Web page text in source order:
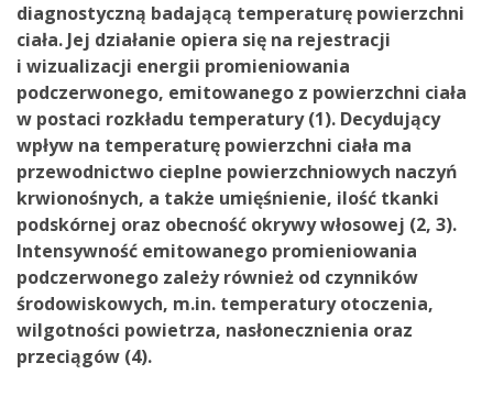
diagnostyczną badającą temperaturę powierzchni
ciała. Jej działanie opiera się na rejestracji
i wizualizacji energii promieniowania
podczerwonego, emitowanego z powierzchni ciała
w postaci rozkładu temperatury (1). Decydujący
wpływ na temperaturę powierzchni ciała ma
przewodnictwo cieplne powierzchniowych naczyń
krwionośnych, a także umięśnienie, ilość tkanki
podskórnej oraz obecność okrywy włosowej (2, 3).
Intensywność emitowanego promieniowania
podczerwonego zależy również od czynników
środowiskowych, m.in. temperatury otoczenia,
wilgotności powietrza, nasłonecznienia oraz
przeciągów (4).